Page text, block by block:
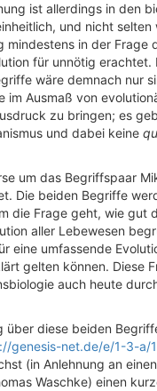
ist allerdings in den
und nicht selten
mindestens in der Frage
für unnötig erachtet.
wäre demnach nur
im Ausmaß von
zu bringen; es
und dabei keine
um das Begriffspaar
Die beiden Begriffe
die Frage geht, wie gut
aller Lebewesen
eine umfassende
gelten können. Diese
auch heute
über diese beiden
genesis-net.de/e/1-3-a/
(in Anlehnung an einen
Waschke) einen